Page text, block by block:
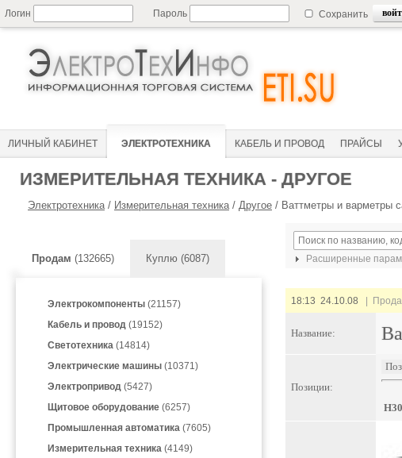
Логин Пароль Сохранить
ЛИЧНЫЙ КАБИНЕТ ЭЛЕКТРОТЕХНИКА КАБЕЛЬ И ПРОВОД ПРАЙСЫ
ИЗМЕРИТЕЛЬНАЯ ТЕХНИКА - ДРУГОЕ
Электротехника/ Измерительная техника/ Другое / Ваттметры и варметры
Продам (132665) Куплю (6087)
Электрокомпоненты (21157)
Кабель и провод (19152)
Светотехника (14814)
Электрические машины (10371)
Электропривод (5427)
Щитовое оборудование (6257)
Промышленная автоматика (7605)
Измерительная техника (4149)
Расширенные
18:13 24.10.08 |
Название:
Позиции: